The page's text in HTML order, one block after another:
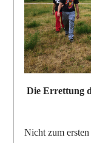
Die Errettung
Nicht zum